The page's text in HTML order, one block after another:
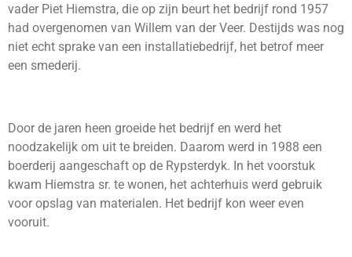
vader Piet Hiemstra, die op zijn beurt het bedrijf rond 1957
had overgenomen van Willem van der Veer. Destijds was nog
niet echt sprake van een installatiebedrijf, het betrof meer
een smederij.
Door de jaren heen groeide het bedrijf en werd het
noodzakelijk om uit te breiden. Daarom werd in 1988 een
boerderij aangeschaft op de Rypsterdyk. In het voorstuk
kwam Hiemstra sr. te wonen, het achterhuis werd gebruik
voor opslag van materialen. Het bedrijf kon weer even
vooruit.